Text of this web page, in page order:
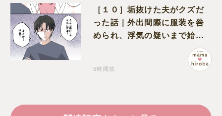
［１０］垢抜けた夫がクズだ
った話｜外出間際に服装を咎
められ、浮気の疑いまで始め
5時間前